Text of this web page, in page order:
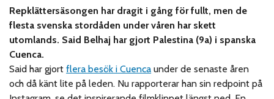
Repklättersäsongen har dragit i gång för fullt, men de
flesta svenska stordåden under våren har skett
utomlands. Said Belhaj har gjort Palestina (9a) i spanska
Cuenca.
Said har gjortflera besök i Cuenca under de senaste åren
och då känt lite på leden. Nu rapporterar han sin redpoint på